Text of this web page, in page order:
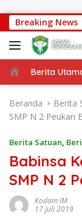
Breaking News
Beranda
Berita
Beranda Berita
SMP N 2 Peukan
Berita Satuan,
Babinsa
SMP N 2
Kodam IM
17 Juli 2019